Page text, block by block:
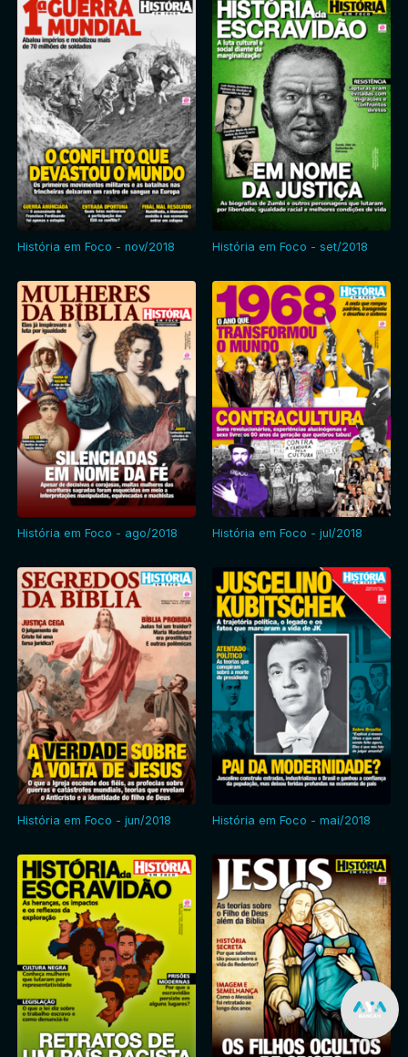
História em Foco - nov/2018 História em Foco - set/2018
História em Foco - ago/2018 História em Foco - jul/2018
História em Foco - jun/2018 História em Foco - mai/2018